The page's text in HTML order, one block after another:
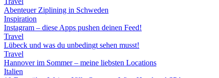
Abenteuer Ziplining in Schweden
Inspiration
Instagram – diese Apps pushen deinen Feed!
Travel
Lübeck und was du unbedingt sehen musst!
Travel
Hannover im Sommer – meine liebsten Locations
Italien